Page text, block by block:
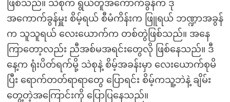
ဖြစ်သည်။ သဲစုက ရွယ်တူအကောက်ခွန်က ဒု
အကောက်ခွန်မှူး စိမ့်ရယ် စီမံကိန်းက ဖြူရယ် ဘဏ္ဍာအခွန်
က သူသူရယ် လေးယောက်က တစ်တွဲဖြစ်သည်။ အနေ
ကြာတော့လည်း ညီအစ်မအရင်းတွေလို ဖြစ်နေသည်။ ဒီ
နေ့က ရုံးပိတ်ရက်မို့ သဲစုနဲ့ စိမ့်အခန်းမှာ လေးယောက်စုမိ
ပြီး ရောက်တတ်ရာရာတွေ ပြောရင်း စိမ့်ကသူ့ဘဲနဲ့ ချိမ်း
တွေ့တဲ့အကြောင်းကို ပြောပြနေသည်။